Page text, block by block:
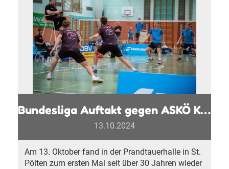
Bundesliga Auftakt gegen ASKÖ Kelag Kärnten
13.10.2024
Am 13. Oktober fand in der Prandtauerhalle in St.
Pölten zum ersten Mal seit über 30 Jahren wieder